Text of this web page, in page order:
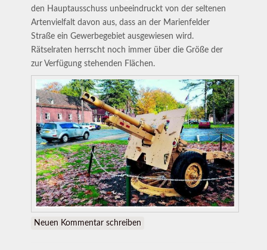
den Hauptausschuss unbeeindruckt von der seltenen
Artenvielfalt davon aus, dass an der Marienfelder
Straße ein Gewerbegebiet ausgewiesen wird.
Rätselraten herrscht noch immer über die Größe der
zur Verfügung stehenden Flächen.
Neuen Kommentar schreiben